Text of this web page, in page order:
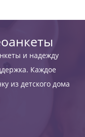
и надежду
Каждое
из детского дома